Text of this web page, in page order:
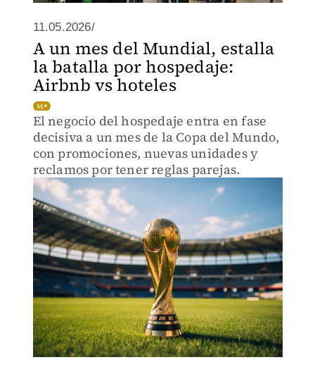
11.05.2026/
A un mes del Mundial, estalla
la batalla por hospedaje:
Airbnb vs hoteles
El negocio del hospedaje entra en fase
decisiva a un mes de la Copa del Mundo,
con promociones, nuevas unidades y
reclamos por tener reglas parejas.